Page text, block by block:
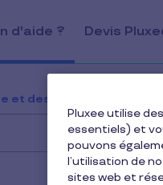
d'aide ? Devis
et des avantages
Pluxee utilise
essentiels) et
pouvons
l’utilisation de
sites web et